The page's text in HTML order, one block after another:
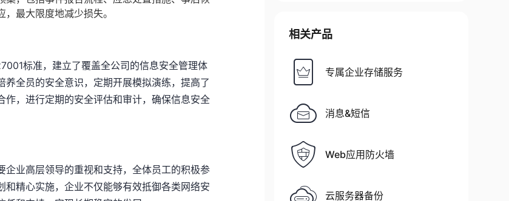
最大限度地减少损失。
标准，建立了覆盖全公司的信息安全管理体
全员的安全意识，定期开展模拟演练，提高了
，进行定期的安全评估和审计，确保信息安全
业高层领导的重视和支持，全体员工的积极参
精心实施，企业不仅能够有效抵御各类网络安
相关产品
专属企业存储服务
消息&短信
Web应用防火墙
云服务器备份